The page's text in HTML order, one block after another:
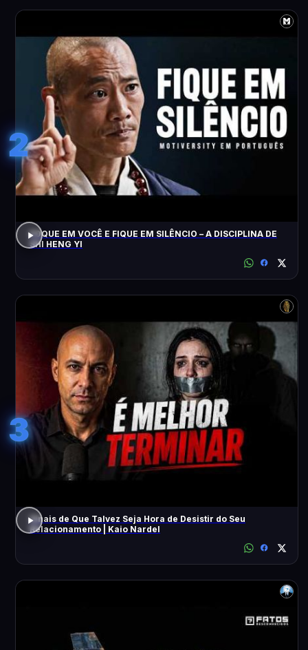
2
FOQUE EM VOCÊ E FIQUE EM SILÊNCIO – A DISCIPLINA DE
SHI HENG YI
3
Sinais de Que Talvez Seja Hora de Desistir do Seu
Relacionamento | Kaio Nardel